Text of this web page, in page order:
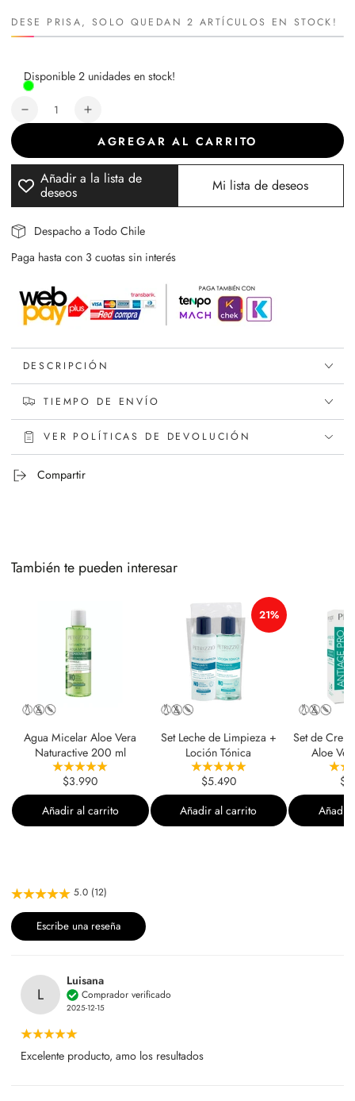
DESE PRISA, SOLO QUEDAN 2 ARTÍCULOS EN STOCK!
Disponible 2 unidades en stock!
Cantidad
Reducir
Set
de
Cremas
Antiage
Pro
Colágeno
Peptidos
Aumentar
para
Set
de
Antiage
Pro
Peptidos
AGREGAR AL CARRITO
Añadir a la lista de
deseos Mi lista de deseos
Despacho a Todo Chile
Paga hasta con 3 cuotas sin interés
DESCRIPCIÓN
TIEMPO DE ENVÍO
VER POLÍTICAS DE DEVOLUCIÓN
Compartir
También te pueden interesar
Agua Micelar Aloe Vera
Naturactive 200 ml
$3.990
Añadir al carrito
21%
Set Leche de Limpieza +
Loción Tónica
$5.490
Añadir al carrito
Set de
Aloe
Añadir
5.0 (12)
Escribe una reseña
L
Luisana
Comprador verificado
2025-12-15
Excelente producto, amo los resultados